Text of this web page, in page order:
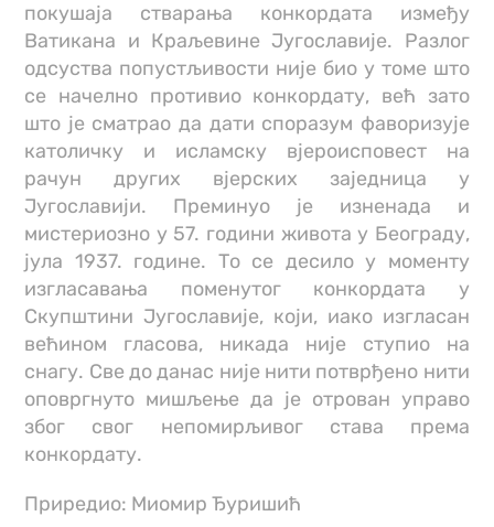
покушаја стварања конкордата између
Ватикана и Краљевине Југославије. Разлог
одсуства попустљивости није био у томе што
се начелно противио конкордату, већ зато
што је сматрао да дати споразум фаворизује
католичку и исламску вјероисповест на
рачун других вјерских заједница у
Југославији. Преминуо је изненада и
мистериозно у 57. години живота у Београду,
јула 1937. године. То се десило у моменту
изгласавања поменутог конкордата у
Скупштини Југославије, који, иако изгласан
већином гласова, никада није ступио на
снагу. Све до данас није нити потврђено нити
оповргнуто мишљење да је отрован управо
због свог непомирљивог става према
конкордату.
Приредио: Миомир Ђуришић